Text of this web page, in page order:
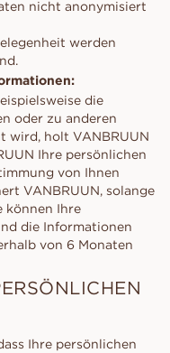
nicht anonymisiert
werden
die
oder zu anderen
wird, holt VANBRUUN
Ihre persönlichen
von Ihnen
VANBRUUN, solange
können Ihre
die Informationen
von 6 Monaten
Ihre persönlichen